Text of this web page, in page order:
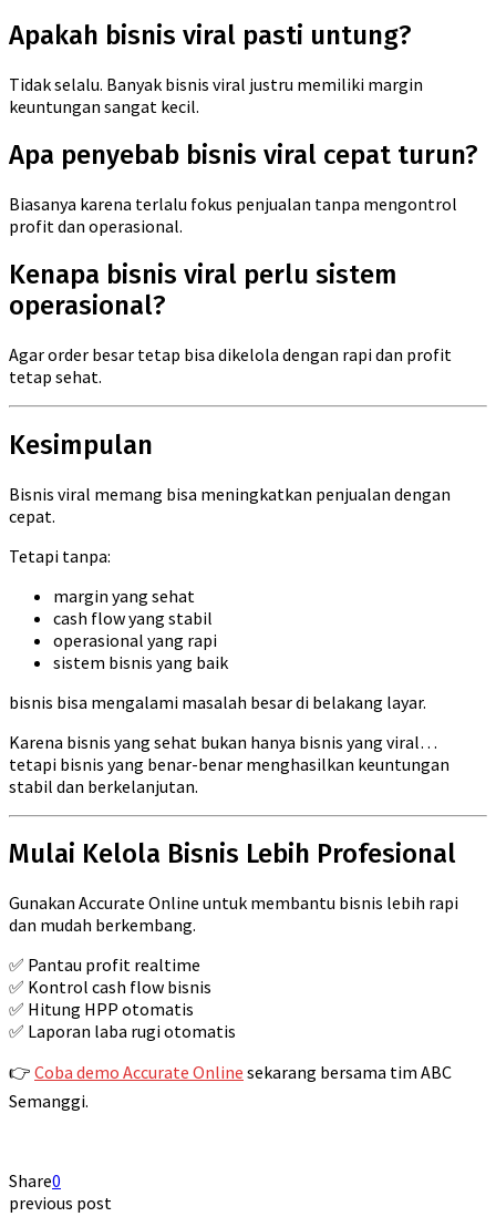
Apakah bisnis viral pasti untung?
Tidak selalu. Banyak bisnis viral justru memiliki margin
keuntungan sangat kecil.
Apa penyebab bisnis viral cepat turun?
Biasanya karena terlalu fokus penjualan tanpa mengontrol
profit dan operasional.
Kenapa bisnis viral perlu sistem
operasional?
Agar order besar tetap bisa dikelola dengan rapi dan profit
tetap sehat.
Kesimpulan
Bisnis viral memang bisa meningkatkan penjualan dengan
cepat.
Tetapi tanpa:
margin yang sehat
cash flow yang stabil
operasional yang rapi
sistem bisnis yang baik
bisnis bisa mengalami masalah besar di belakang layar.
Karena bisnis yang sehat bukan hanya bisnis yang viral…
tetapi bisnis yang benar-benar menghasilkan keuntungan
stabil dan berkelanjutan.
Mulai Kelola Bisnis Lebih Profesional
Gunakan Accurate Online untuk membantu bisnis lebih rapi
dan mudah berkembang.
✅ Pantau profit realtime
✅ Kontrol cash flow bisnis
✅ Hitung HPP otomatis
✅ Laporan laba rugi otomatis
👉 Coba demo Accurate Online sekarang bersama tim ABC
Semanggi.
Share0
previous post